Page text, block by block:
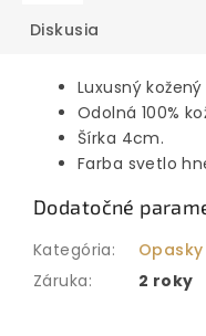
Diskusia
Luxusný
Odolná 100%
Šírka 4cm.
Farba svetlo
Dodatočné
Kategória:
Záruka: 2 roky